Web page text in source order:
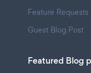
Feature Requests
Guest Blog Post
Featured Blog